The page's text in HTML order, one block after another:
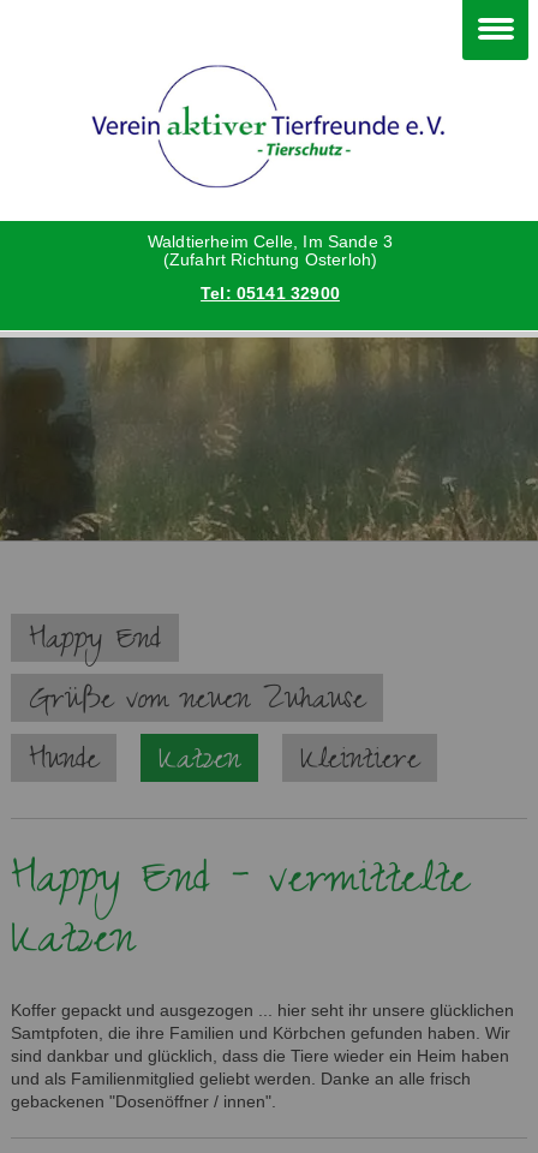
Waldtierheim Celle, Im Sande 3
(Zufahrt Richtung Osterloh)
Tel: 05141 32900
Navigation
überspringen
Happy End
Grüße vom neuen Zuhause
Hunde
Katzen Kleintiere
Happy End - vermittelte
Katzen
Koffer gepackt und ausgezogen ... hier seht ihr unsere glücklichen
Samtpfoten, die ihre Familien und Körbchen gefunden haben. Wir
sind dankbar und glücklich, dass die Tiere wieder ein Heim haben
und als Familienmitglied geliebt werden. Danke an alle frisch
gebackenen "Dosenöffner / innen".
Katzen
Vermittlungshilfe privat
Danke an die Helfer
Vorstand
Satzung